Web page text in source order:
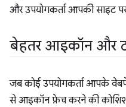
और उपयोगकर्ता आपकी साइट
बेहतर आइकॉन और
जब कोई उपयोगकर्ता आपके
से आइकॉन फ़ेच करने की